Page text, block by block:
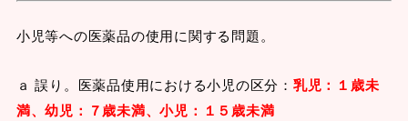
小児等への医薬品の使用に関する問題。
ａ 誤り。医薬品使用における小児の区分： 乳児：１歳未
満、幼児：７歳未満、小児：１５歳未満